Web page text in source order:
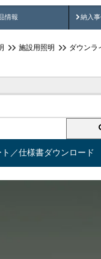
情報
動画 納入
納
施設用照明 ダウンラ
／仕様書ダウンロード